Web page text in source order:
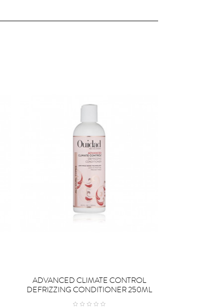

ADVANCED CLIMATE CONTROL
DEFRIZZING CONDITIONER 250ML